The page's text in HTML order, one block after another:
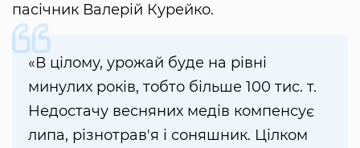
пасічник Валерій Курейко.
«В цілому, урожай буде на рівні
минулих років, тобто більше 100 тис. т.
Недостачу весняних медів компенсує
липа, різнотрав'я і соняшник. Цілком